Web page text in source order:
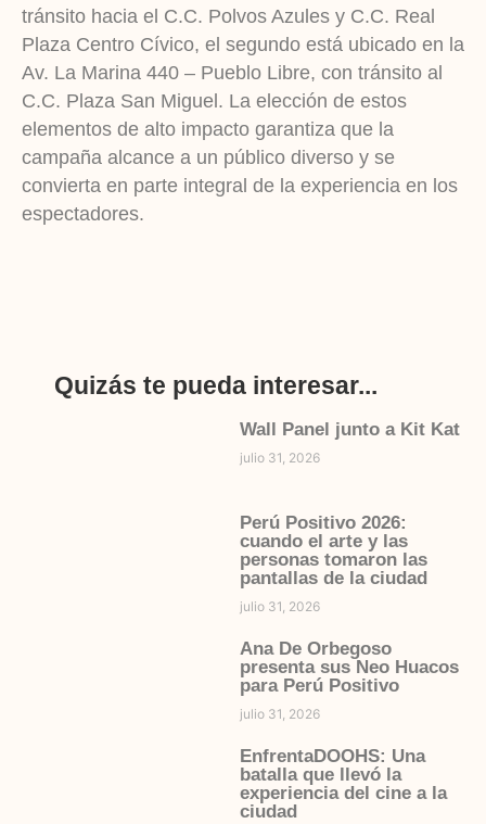
tránsito hacia el C.C. Polvos Azules y C.C. Real
Plaza Centro Cívico, el segundo está ubicado en la
Av. La Marina 440 – Pueblo Libre, con tránsito al
C.C. Plaza San Miguel. La elección de estos
elementos de alto impacto garantiza que la
campaña alcance a un público diverso y se
convierta en parte integral de la experiencia en los
espectadores.
Quizás te pueda interesar...
Wall Panel junto a Kit Kat
julio 31, 2026
Perú Positivo 2026:
cuando el arte y las
personas tomaron las
pantallas de la ciudad
julio 31, 2026
Ana De Orbegoso
presenta sus Neo Huacos
para Perú Positivo
julio 31, 2026
EnfrentaDOOHS: Una
batalla que llevó la
experiencia del cine a la
ciudad